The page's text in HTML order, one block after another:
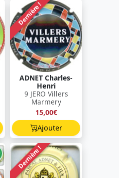
Dernière !
ADNET Charles-
Henri
9 JERO Villers
Marmery
15,00€
Ajouter
Dernière !